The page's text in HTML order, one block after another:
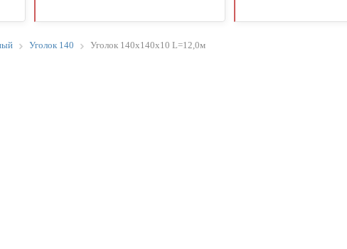
Уголок 140 Уголок 140х140х10 L=12,0м